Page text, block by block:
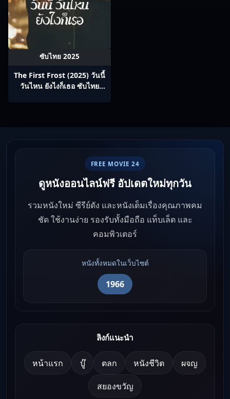
ซับไทย 2025
The First Frost (2025) วันนี้
วันไหน ยังไงก็เธอ ซับไทย
FREE MOVIE 24
ดูหนังออนไลน์ฟรี อัปเดตใหม่ทุกวัน
รวมหนังใหม่ ซีรีย์ดัง และหนังเต็มเรื่องคุณภาพคม
ชัด ใช้งานง่าย รองรับทั้งมือถือ แท็บเล็ต และ
คอมพิวเตอร์
หนังทั้งหมดในเว็บไซต์
1966
ลิงก์แนะนำ
หน้าแรก บู๊ ตลก หนังชีวิต ผจญ
สยองขวัญ